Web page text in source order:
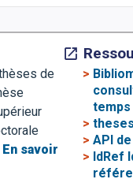
de
En savoir
>
temps
>
> API
> IdRef